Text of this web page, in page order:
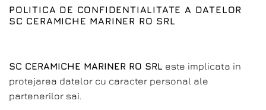
POLITICA DE CONFIDENTIALITATE A DATELOR
SC CERAMICHE MARINER RO SRL
SC CERAMICHE MARINER RO SRL
este implicata in
protejarea datelor cu caracter personal ale
partenerilor sai.